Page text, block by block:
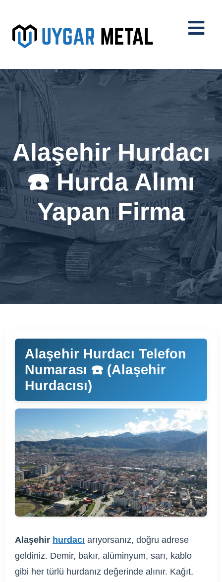
Alaşehir Hurdacı
☎️ Hurda Alımı
Yapan Firma
Alaşehir Hurdacı Telefon
Numarası ☎️ (Alaşehir
Hurdacısı)
Alaşehir hurdacı arıyorsanız, doğru adrese
geldiniz. Demir, bakır, alüminyum, sarı, kablo
gibi her türlü hurdanız değerinde alınır. Kağıt,